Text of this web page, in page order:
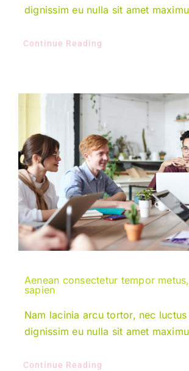
dignissim eu nulla sit amet
Continue Reading
Aenean consectetur tempor
sapien
Nam lacinia arcu tortor, nec luctus
dignissim eu nulla sit amet
Continue Reading